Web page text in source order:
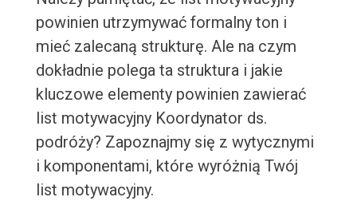
powinien utrzymywać formalny ton i
mieć zalecaną strukturę. Ale na czym
dokładnie polega ta struktura i jakie
kluczowe elementy powinien zawierać
list motywacyjny Koordynator ds.
podróży? Zapoznajmy się z wytycznymi
i komponentami, które wyróżnią Twój
list motywacyjny.